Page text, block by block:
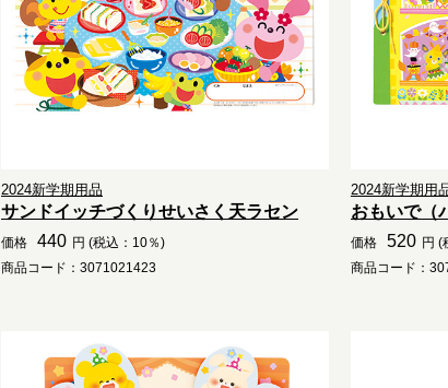
2024新学期用品
サンドイッチづくりせいさく天ラセン
価格 440 円 (税込：10％)
商品コード：3071021423
2024新学期用
おもいで（
価格 520 円 (
商品コード：